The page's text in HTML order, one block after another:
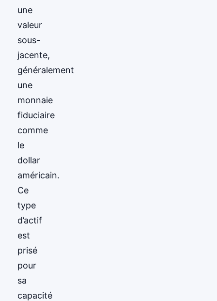
une
valeur
sous-
jacente,
généralement
une
monnaie
fiduciaire
comme
le
dollar
américain.
Ce
type
d’actif
est
prisé
pour
sa
capacité